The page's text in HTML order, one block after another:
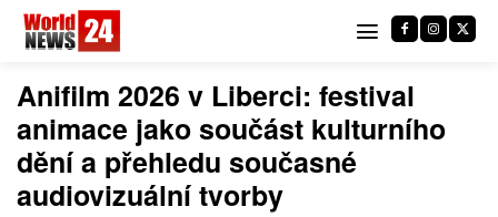
Anifilm 2026 v Liberci: festival
animace jako součást kulturního
dění a přehledu současné
audiovizuální tvorby